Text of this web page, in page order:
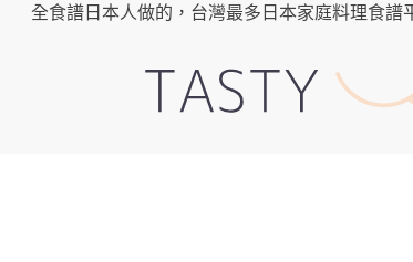
全食譜日本人做的，台灣最多日本家庭料理食譜